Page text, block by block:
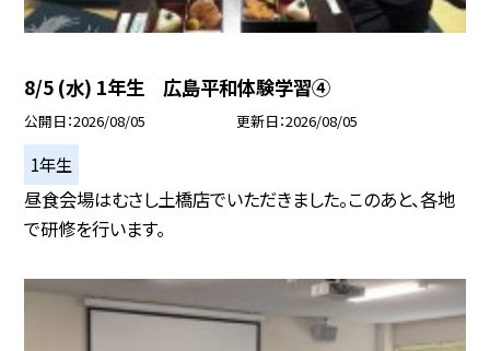
8/5 (水) 1年生 広島平和体験学習④
公開日 2026/08/05 更新日 2026/08/05
1年生
昼食会場はむさし土橋店でいただきました。このあと、各地
で研修を行います。